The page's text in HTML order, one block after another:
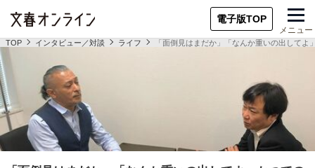
電子版TOP
メニュー
TOP インタビュー／対談 ライフ 「面倒見はまだか」「なんか重いの出して